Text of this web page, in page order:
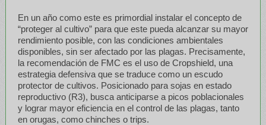
En un año como este es primordial instalar el concepto de
“proteger al cultivo” para que este pueda alcanzar su mayor
rendimiento posible, con las condiciones ambientales
disponibles, sin ser afectado por las plagas. Precisamente,
la recomendación de FMC es el uso de Cropshield, una
estrategia defensiva que se traduce como un escudo
protector de cultivos. Posicionado para sojas en estado
reproductivo (R3), busca anticiparse a picos poblacionales
y lograr mayor eficiencia en el control de las plagas, tanto
en orugas, como chinches o trips.